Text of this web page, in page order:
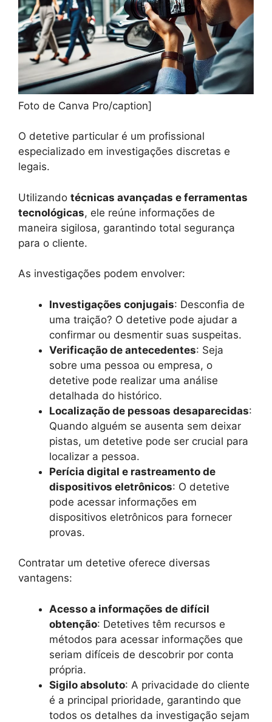
Foto de Canva Pro/caption]
O detetive particular é um profissional
especializado em investigações discretas e
legais.
Utilizando técnicas avançadas e ferramentas
tecnológicas, ele reúne informações de
maneira sigilosa, garantindo total segurança
para o cliente.
As investigações podem envolver:
Investigações conjugais: Desconfia de
uma traição? O detetive pode ajudar a
confirmar ou desmentir suas suspeitas.
Verificação de antecedentes: Seja
sobre uma pessoa ou empresa, o
detetive pode realizar uma análise
detalhada do histórico.
Localização de pessoas desaparecidas:
Quando alguém se ausenta sem deixar
pistas, um detetive pode ser crucial para
localizar a pessoa.
Perícia digital e rastreamento de
dispositivos eletrônicos: O detetive
pode acessar informações em
dispositivos eletrônicos para fornecer
provas.
Contratar um detetive oferece diversas
vantagens:
Acesso a informações de difícil
obtenção: Detetives têm recursos e
métodos para acessar informações que
seriam difíceis de descobrir por conta
própria.
Sigilo absoluto: A privacidade do cliente
é a principal prioridade, garantindo que
todos os detalhes da investigação sejam